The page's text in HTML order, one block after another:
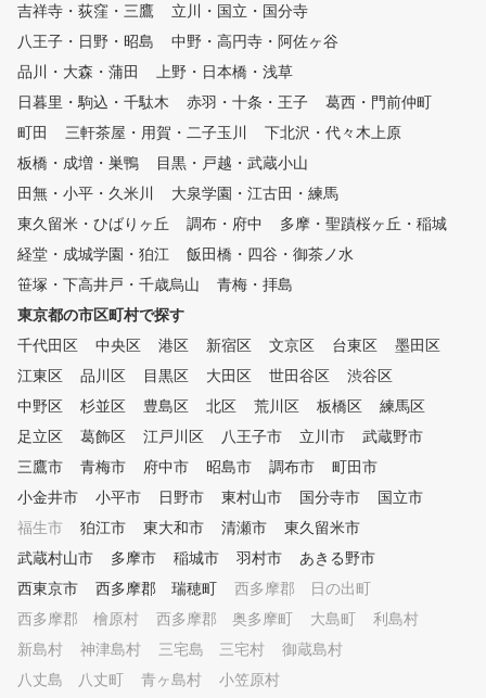
吉祥寺・荻窪・三鷹
立川・国立・国分寺
八王子・日野・昭島
中野・高円寺・阿佐ヶ谷
品川・大森・蒲田
上野・日本橋・浅草
日暮里・駒込・千駄木
赤羽・十条・王子
葛西・門前仲町
町田
三軒茶屋・用賀・二子玉川
下北沢・代々木上原
板橋・成増・巣鴨
目黒・戸越・武蔵小山
田無・小平・久米川
大泉学園・江古田・練馬
東久留米・ひばりヶ丘
調布・府中
多摩・聖蹟桜ヶ丘・稲城
経堂・成城学園・狛江
飯田橋・四谷・御茶ノ水
笹塚・下高井戸・千歳烏山
青梅・拝島
東京都の市区町村で探す
千代田区
中央区 港区 新宿区 文京区 台東区
墨田区
江東区
品川区 目黒区 大田区 世田谷区
渋谷区
中野区
杉並区 豊島区 北区 荒川区 板橋区
練馬区
足立区
葛飾区 江戸川区 八王子市 立川市
武蔵野市
三鷹市
青梅市 府中市 昭島市 調布市
町田市
小金井市
小平市 日野市 東村山市 国分寺市
国立市
福生市
狛江市 東大和市 清瀬市
東久留米市
武蔵村山市
多摩市 稲城市 羽村市
あきる野市
西東京市
西多摩郡 瑞穂町
西多摩郡 日の出町
西多摩郡 檜原村
西多摩郡 奥多摩町 大島町
利島村
新島村
神津島村 三宅島 三宅村
御蔵島村
八丈島 八丈町
青ヶ島村
小笠原村